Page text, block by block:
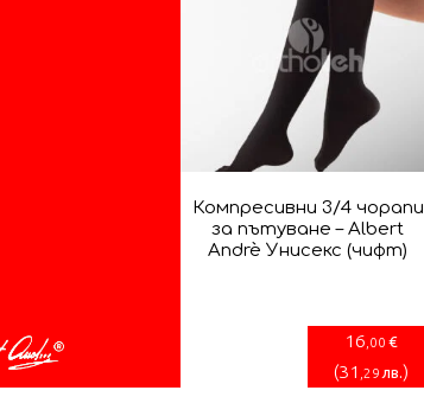
Компресивни 3/4 чорапи
за пътуване – Albert
Andrè Унисекс (чифт)
16 ,00 €
(31 ,29 лв.)